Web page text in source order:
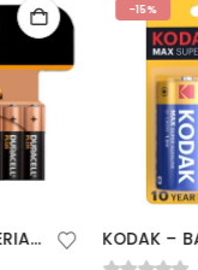
DURACELL – BATTERIA ALCALINA PLUS POWER 100 AA LR6 16 UNIT
-15%